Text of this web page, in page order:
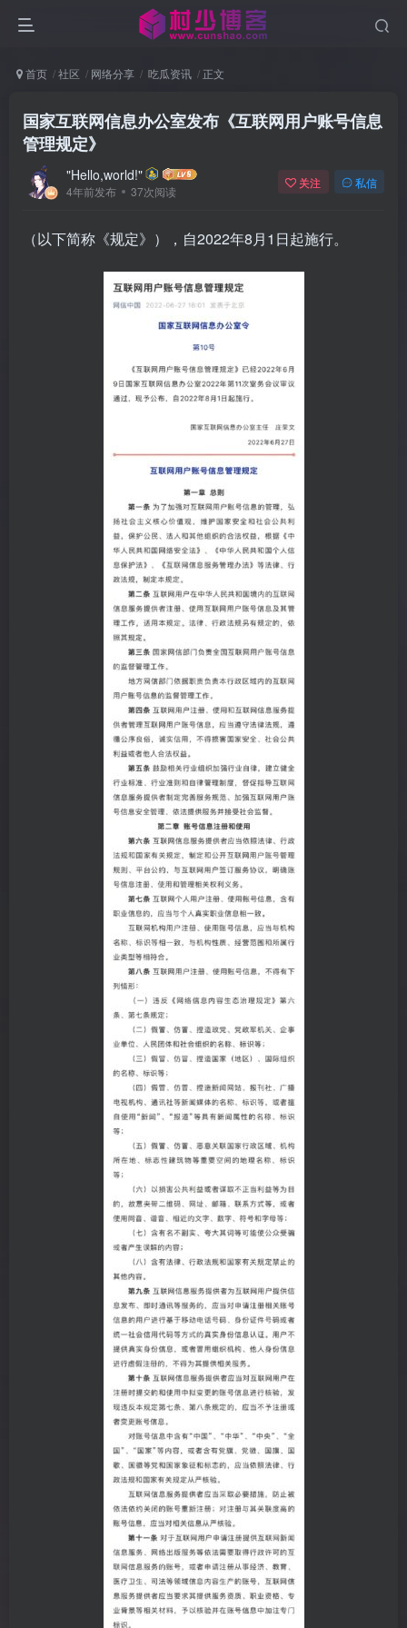
首页 社区 网络分享 吃瓜资讯 正文
国家互联网信息办公室发布《互联网用户账号信息
管理规定》
"Hello,world!"
4年前发布 37次阅读
关注 私信
（以下简称《规定》），自2022年8月1日起施行。